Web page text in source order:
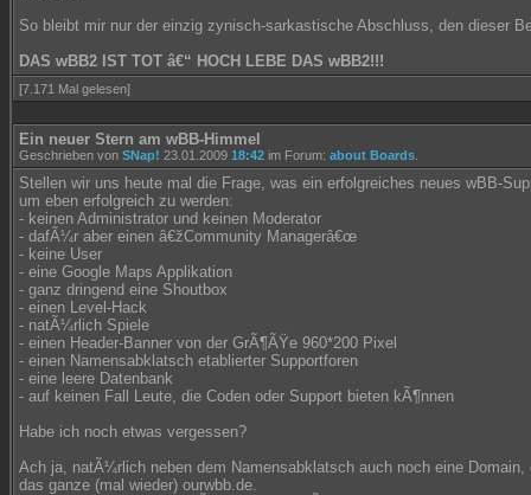
So bleibt mir nur der einzig zynisch-sarkastische Abschluss, den dieser
DAS wBB2 IST TOT â€“ HOCH LEBE DAS wBB2!!!
[7.171 Mal gelesen]
Ein neuer Stern am wBB-Himmel
Geschrieben von SNap! 23.01.2009 18:42 im Forum: about Boards
Stellen wir uns heute mal die Frage, was ein erfolgreiches neues wBB-
um eben erfolgreich zu werden:
- keinen Administrator und keinen Moderator
- dafÃ¼r aber einen â€žCommunity Managerâ€œ
- keine User
- eine Google Maps Applikation
- ganz dringend eine Shoutbox
- einen Level-Hack
- natÃ¼rlich Spiele
- einen Header-Banner von der GrÃ¶ÃŸe 960*200 Pixel
- einen Namensabklatsch etablierter Supportforen
- eine leere Datenbank
- auf keinen Fall Leute, die Coden oder Support bieten kÃ¶nnen
Habe ich noch etwas vergessen?
Ach ja, natÃ¼rlich neben dem Namensabklatsch auch noch eine
das ganze (mal wieder) ourwbb.de.